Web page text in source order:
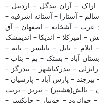
اراک – آران بیدگل – اردبیل –
– آستارا – آستانه اشرفیه –
غرب – آشخانه – اصفهان – آق
– امیرکلا – اندیکا – اندیمشک
– بابل – بابلسر – بانه –
آباد – بستک – بم – بناب –
– بندرکیاشهر – بندرگز –
– پارس آباد – پارسیان –
– تالش(هشتپر) – تبریز – تربت
جوانرود – جویبار – چابکسر –